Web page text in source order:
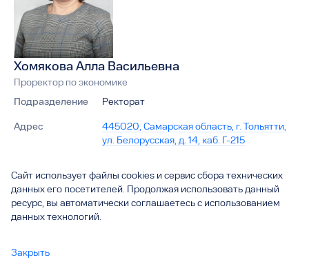
Хомякова Алла Васильевна
Проректор по экономике
Подразделение
Ректорат
Адрес
445020, Самарская область, г. Тольятти,
ул. Белорусская, д. 14, каб. Г-215
Электронная
почта
a.homjakova@tltsu.ru
Сайт использует файлы cookies и сервис сбора технических
данных его посетителей. Продолжая использовать данный
ресурс, вы автоматически соглашаетесь с использованием
данных технологий.
Закрыть